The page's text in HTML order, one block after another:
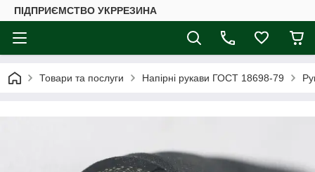
ПІДПРИЄМСТВО УКРРЕЗИНА
Товари та послуги Напірні рукави ГОСТ 18698-79